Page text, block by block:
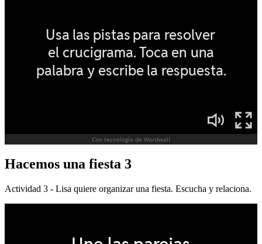
Hacemos una fiesta 3
Actividad 3 - Lisa quiere organizar una fiesta. Escucha y relaciona.